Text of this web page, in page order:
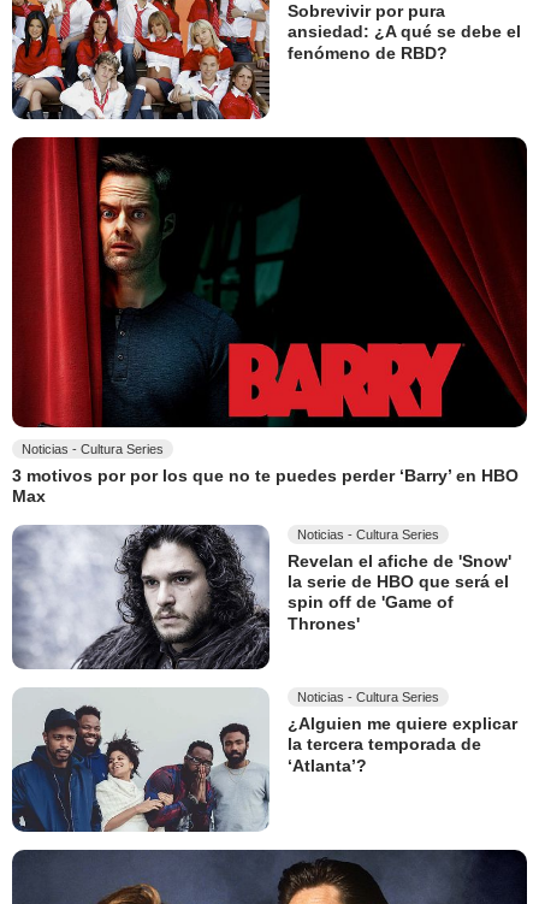
Sobrevivir por pura
ansiedad: ¿A qué se debe el
fenómeno de RBD?
Noticias - Cultura Series
3 motivos por por los que no te puedes perder ‘Barry’ en HBO
Max
Noticias - Cultura Series
Revelan el afiche de 'Snow'
la serie de HBO que será el
spin off de 'Game of
Thrones'
Noticias - Cultura Series
¿Alguien me quiere explicar
la tercera temporada de
‘Atlanta’?